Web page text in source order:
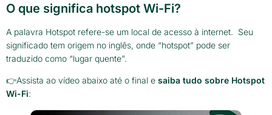
O que significa hotspot Wi-Fi?
A palavra Hotspot refere-se um local de acesso à internet. Seu
significado tem origem no inglês, onde “hotspot” pode ser
traduzido como “lugar quente”.
👉Assista ao vídeo abaixo até o final e saiba tudo sobre Hotspot
Wi-Fi: